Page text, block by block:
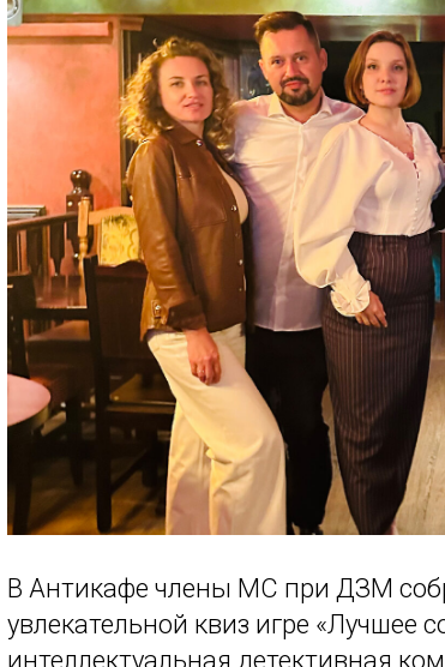
В Антикафе члены МС при ДЗМ
увлекательной квиз игре «Лучшее
интеллектуальная детективная